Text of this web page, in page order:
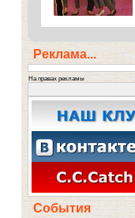
Реклама...
На правах рекламы
События